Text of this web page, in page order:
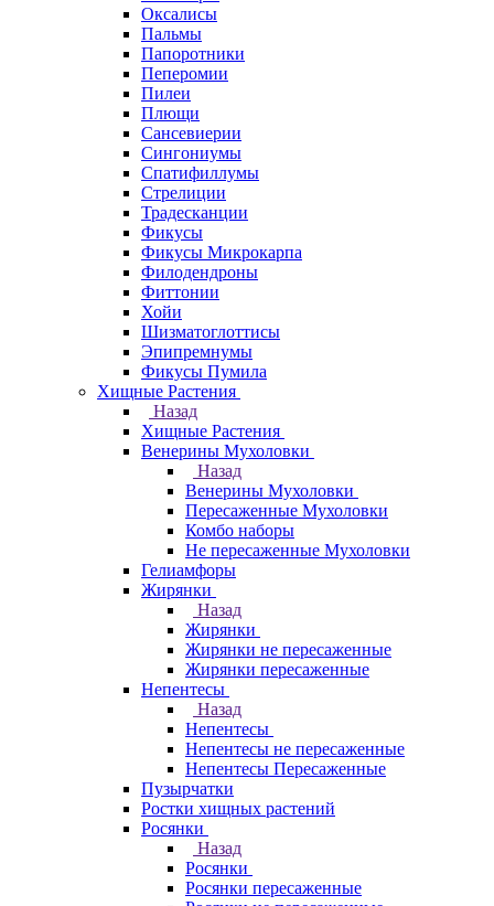
Оксалисы
Пальмы
Папоротники
Пеперомии
Пилеи
Плющи
Сансевиерии
Сингониумы
Спатифиллумы
Стрелиции
Традесканции
Фикусы
Фикусы Микрокарпа
Филодендроны
Фиттонии
Хойи
Шизматоглоттисы
Эпипремнумы
Фикусы Пумила
Хищные Растения
Назад
Хищные Растения
Венерины Мухоловки
Назад
Венерины Мухоловки
Пересаженные Мухоловки
Комбо наборы
Не пересаженные Мухоловки
Гелиамфоры
Жирянки
Назад
Жирянки
Жирянки не пересаженные
Жирянки пересаженные
Непентесы
Назад
Непентесы
Непентесы не пересаженные
Непентесы Пересаженные
Пузырчатки
Ростки хищных растений
Росянки
Назад
Росянки
Росянки пересаженные